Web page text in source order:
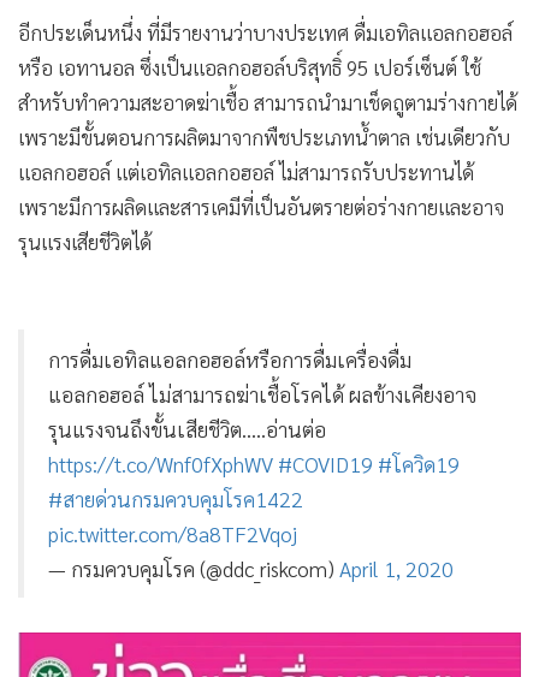
อีกประเด็นหนึ่ง ที่มีรายงานว่าบางประเทศ ดื่มเอทิลแอลกอฮอล์
หรือ เอทานอล ซึ่งเป็นแอลกอฮอล์บริสุทธิ์ 95 เปอร์เซ็นต์ ใช้
สำหรับทำความสะอาดฆ่าเชื้อ สามารถนำมาเช็ดถูตามร่างกายได้
เพราะมีขั้นตอนการผลิตมาจากพืชประเภทน้ำตาล เช่นเดียวกับ
แอลกอฮอล์ แต่เอทิลแอลกอฮอล์ ไม่สามารถรับประทานได้
เพราะมีการผลิดและสารเคมีที่เป็นอันตรายต่อร่างกายและอาจ
รุนแรงเสียชีวิตได้
การดื่มเอทิลแอลกอฮอล์หรือการดื่มเครื่องดื่ม
แอลกอฮอล์ ไม่สามารถฆ่าเชื้อโรคได้ ผลข้างเคียงอาจ
รุนแรงจนถึงขั้นเสียชีวิต.....อ่านต่อ
https://t.co/Wnf0fXphWV #COVID19 #โควิด19
#สายด่วนกรมควบคุมโรค1422
pic.twitter.com/8a8TF2Vqoj
— กรมควบคุมโรค (@ddc_riskcom) April 1, 2020